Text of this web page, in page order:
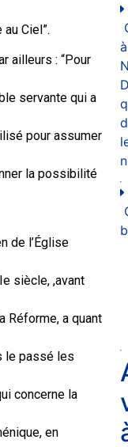
Ciel”.
ailleurs : “Pour
servante qui a
pour assumer
la possibilité
de l’Église
siècle, ,avant
Réforme, a quant
le passé les
concerne la
en
à